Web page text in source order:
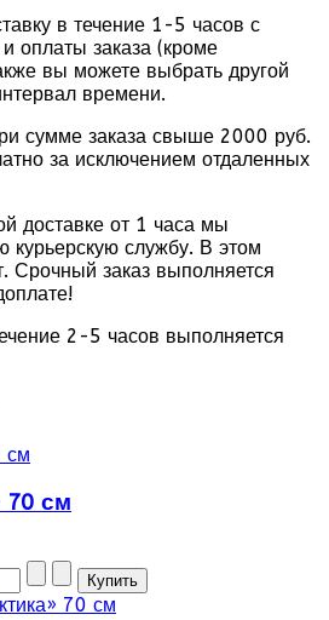
в течение 1-5 часов с
оплаты заказа (кроме
вы можете выбрать другой
времени.
сумме заказа свыше 2000 руб.
за исключением отдаленных
доставке от 1 часа мы
курьерскую службу. В этом
Срочный заказ выполняется
2-5 часов выполняется
70 см